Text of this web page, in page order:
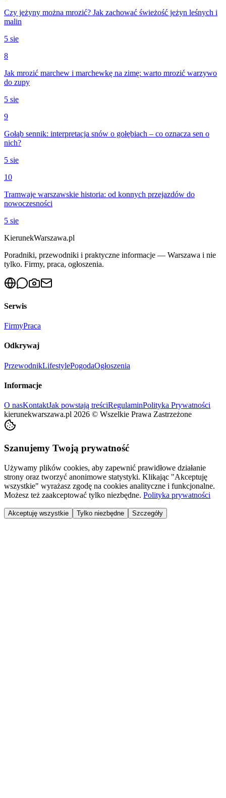
Czy jeżyny można mrozić? Jak zachować świeżość jeżyn leśnych i
malin
5 sie
8
Jak mrozić marchew i marchewkę na zimę: warto mrozić warzywo
do zupy
5 sie
9
Gołąb sennik: interpretacja snów o gołębiach – co oznacza sen o
nich?
5 sie
10
Tramwaje warszawskie historia: od konnych przejazdów do
nowoczesności
5 sie
KierunekWarszawa.pl
Poradniki, przewodniki i praktyczne informacje — Warszawa i nie
tylko. Firmy, praca, ogłoszenia.
Serwis
FirmyPraca
Odkrywaj
PrzewodnikLifestylePogodaOgłoszenia
Informacje
O nasKontaktJak powstają treściRegulaminPolityka Prywatności
kierunekwarszawa.pl 2026 © Wszelkie Prawa Zastrzeżone
Szanujemy Twoją prywatność
Używamy plików cookies, aby zapewnić prawidłowe działanie
strony oraz tworzyć anonimowe statystyki. Klikając "Akceptuję
wszystkie" wyrażasz zgodę na cookies analityczne i funkcjonalne.
Możesz też zaakceptować tylko niezbędne. Polityka prywatności
Akceptuję wszystkie Tylko niezbędne Szczegóły